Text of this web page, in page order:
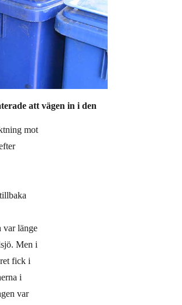
att vägen in i den
mot
var länge
Men i
fick i
i
var